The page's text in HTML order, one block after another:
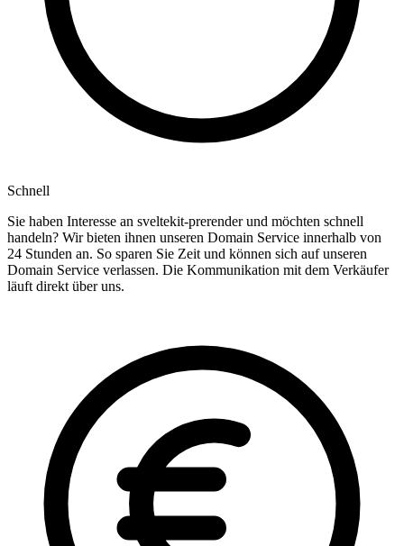
Schnell
Sie haben Interesse an sveltekit-prerender und möchten schnell
handeln? Wir bieten ihnen unseren Domain Service innerhalb von
24 Stunden an. So sparen Sie Zeit und können sich auf unseren
Domain Service verlassen. Die Kommunikation mit dem Verkäufer
läuft direkt über uns.